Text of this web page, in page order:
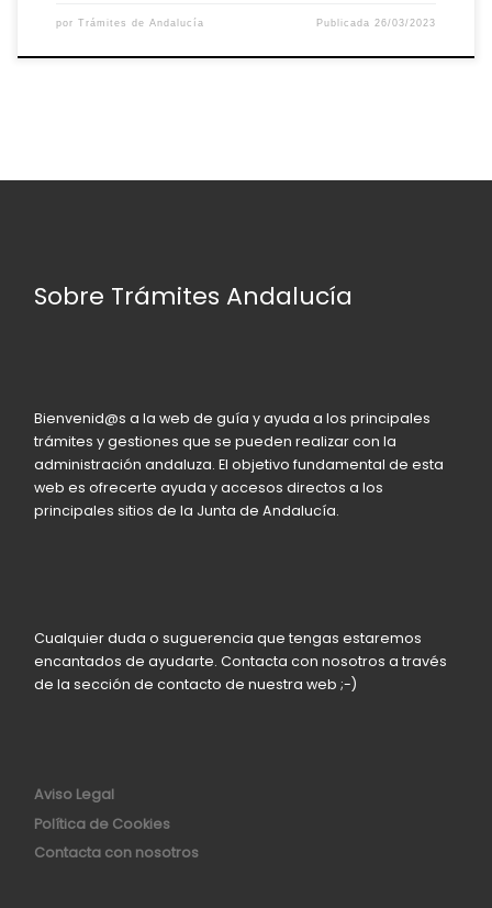
por Trámites de Andalucía Publicada26/03/2023
Sobre Trámites Andalucía
Bienvenid@s a la web de guía y ayuda a los principales
trámites y gestiones que se pueden realizar con la
administración andaluza. El objetivo fundamental de esta
web es ofrecerte ayuda y accesos directos a los
principales sitios de la Junta de Andalucía.
Cualquier duda o suguerencia que tengas estaremos
encantados de ayudarte. Contacta con nosotros a través
de la sección de contacto de nuestra web ;-)
Aviso Legal
Política de Cookies
Contacta con nosotros